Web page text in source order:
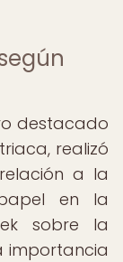
destacado
realizó
a la
en la
sobre la
importancia